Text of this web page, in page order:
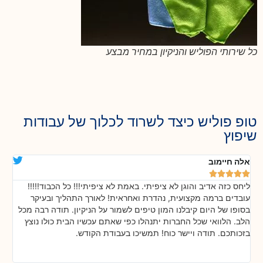
כל שירותי הפוליש והניקיון במחיר מבצע
טופ פוליש כיצד לשרוד לכלוך של עבודות
שיפוץ
אלה חיימוב





ליחס כזה אדיב והוגן לא ציפיתי. באמת לא ציפיתי!!! כל הכבוד!!!!!
עובדים ברמה מקצועית, נהדרת ואחראית! לאורך התהליך ובעיקר
בסופו של היום קיבלנו המון טיפים לשמור על הניקיון. תודה רבה מכל
הלב. הלוואי שכל החברות יתנהלו כפי שאתם עכשיו הבית כולו נוצץ
בזכותכם. תודה ויישר כוח! תמשיכו בעבודת הקודש.